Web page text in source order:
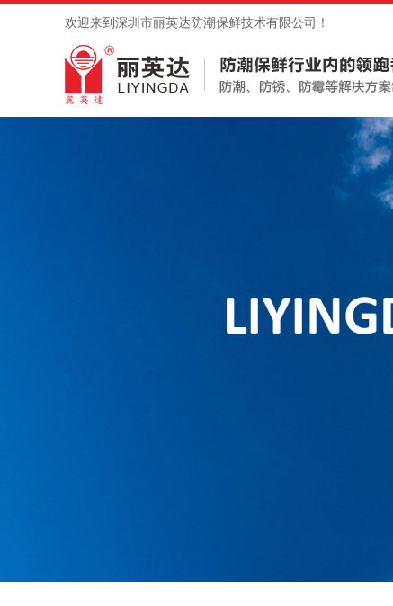
欢迎来到深圳市丽英达防潮保鲜技术有限公司！